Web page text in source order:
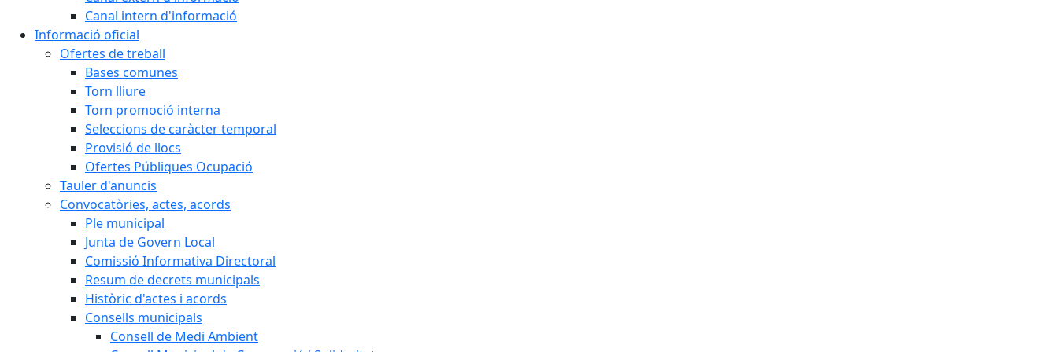
Canal intern d'informació
Informació oficial
Ofertes de treball
Bases comunes
Torn lliure
Torn promoció interna
Seleccions de caràcter temporal
Provisió de llocs
Ofertes Públiques Ocupació
Tauler d'anuncis
Convocatòries, actes, acords
Ple municipal
Junta de Govern Local
Comissió Informativa Directoral
Resum de decrets municipals
Històric d'actes i acords
Consells municipals
Consell de Medi Ambient